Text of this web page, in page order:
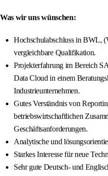
Was wir uns wünschen:
Hochschulabschluss in BWL,
vergleichbare Qualifikation.
Projekterfahrung im Bereich
Data Cloud in einem
Industrieunternehmen.
Gutes Verständnis von
betriebswirtschaftlichen
Geschäftsanforderungen.
Analytische und
Starkes Interesse für neue
Sehr gute Deutsch- und